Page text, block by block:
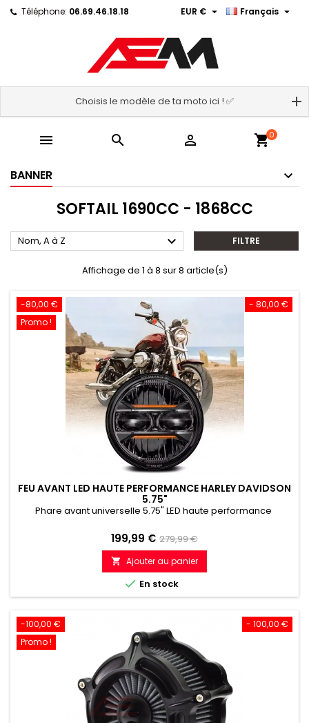
Téléphone: 06.69.46.18.18 Français 
EUR € 
Choisis le modèle de ta moto ici ! ✅
   shopping_cart0
BANNER
SOFTAIL 1690CC - 1868CC
Nom, A à Z  FILTRE
Affichage de 1 à 8 sur 8 article(s)
- 80,00 €
-80,00 €
Promo !
FEU AVANT LED HAUTE PERFORMANCE HARLEY DAVIDSON
5.75"
Phare avant universelle 5.75" LED haute performance
Prix
199,99 € Prix
de
référence
279,99 €
 Ajouter au panier
 En stock
- 100,00 €
-100,00 €
Promo !